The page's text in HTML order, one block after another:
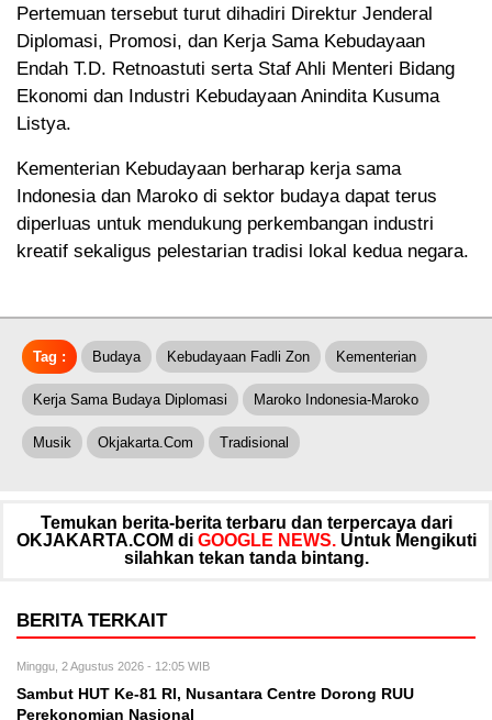
Pertemuan tersebut turut dihadiri Direktur Jenderal
Diplomasi, Promosi, dan Kerja Sama Kebudayaan
Endah T.D. Retnoastuti serta Staf Ahli Menteri Bidang
Ekonomi dan Industri Kebudayaan Anindita Kusuma
Listya.
Kementerian Kebudayaan berharap kerja sama
Indonesia dan Maroko di sektor budaya dapat terus
diperluas untuk mendukung perkembangan industri
kreatif sekaligus pelestarian tradisi lokal kedua negara.
Tag : Budaya Kebudayaan Fadli Zon Kementerian
Kerja Sama Budaya Diplomasi Maroko Indonesia-Maroko
Musik Okjakarta.com Tradisional
Temukan berita-berita terbaru dan terpercaya dari
OKJAKARTA.COM di GOOGLE NEWS. Untuk Mengikuti
silahkan tekan tanda bintang.
BERITA TERKAIT
Minggu, 2 Agustus 2026 - 12:05 WIB
Sambut HUT Ke-81 RI, Nusantara Centre Dorong RUU
Perekonomian Nasional